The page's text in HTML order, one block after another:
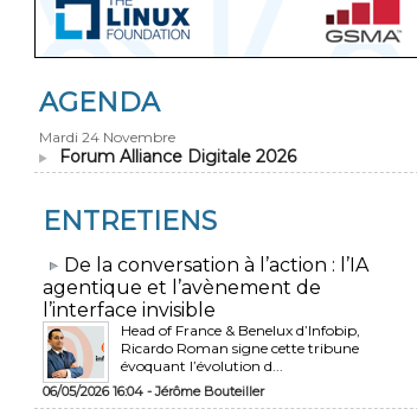
AGENDA
Mardi 24 Novembre
Forum Alliance Digitale 2026
ENTRETIENS
​De la conversation à l’action : l’IA
agentique et l’avènement de
l’interface invisible
Head of France & Benelux d’Infobip,
Ricardo Roman signe cette tribune
évoquant l’évolution d...
06/05/2026 16:04 -Jérôme Bouteiller